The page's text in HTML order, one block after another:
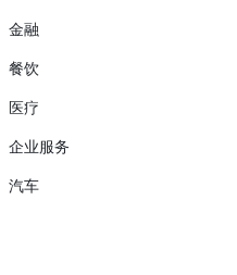
金融
餐饮
医疗
企业服务
汽车